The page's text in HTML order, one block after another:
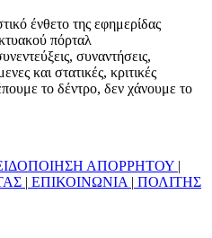
ένθετο της εφημερίδας
πόρταλ
συναντήσεις,
και στατικές, κριτικές
το δέντρο, δεν χάνουμε το
ΑΠΟΡΡΗΤΟΥ |
| ΕΠΙΚΟΙΝΩΝΙΑ | ΠΟΛΙΤΗΣ